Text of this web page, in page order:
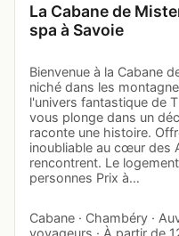
La Cabane de
spa à Savoie
Bienvenue à la Cabane
niché dans les
l'univers fantastique de
vous plonge dans un
raconte une histoire.
inoubliable au cœur des
rencontrent. Le
personnes Prix à…
Cabane · Chambéry ·
voyageurs · À partir de